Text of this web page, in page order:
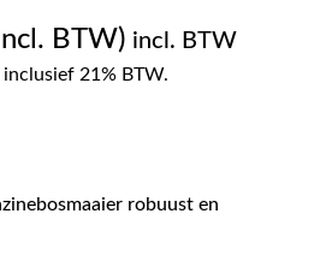
incl. BTW
21% BTW.
robuust en